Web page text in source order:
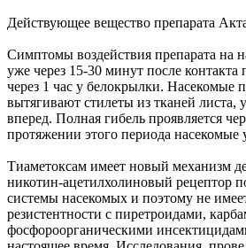
Действующее вещество препарата
Симптомы воздействия препарата на
уже через 15-30 минут после контакта
через 1 час у белокрылки. Насекомые
вытягивают стилеты из тканей листа,
вперед. Полная гибель проявляется
протяжении этого периода насекомые
Тиаметоксам имеет новый механизм
никотин-ацетилхолиновый рецептор
системы насекомых и поэтому не
резистентности с пиретроидами,
фосфороорганическими